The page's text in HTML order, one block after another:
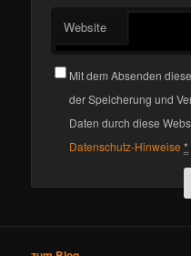
Website
Mit dem Absenden
der Speicherung und
Daten durch diese
Datenschutz-Hinweise *